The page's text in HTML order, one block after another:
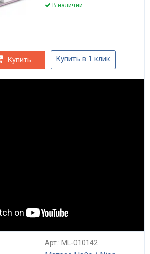
В наличии
Купить Купить в 1 клик
Арт.: ML-010142